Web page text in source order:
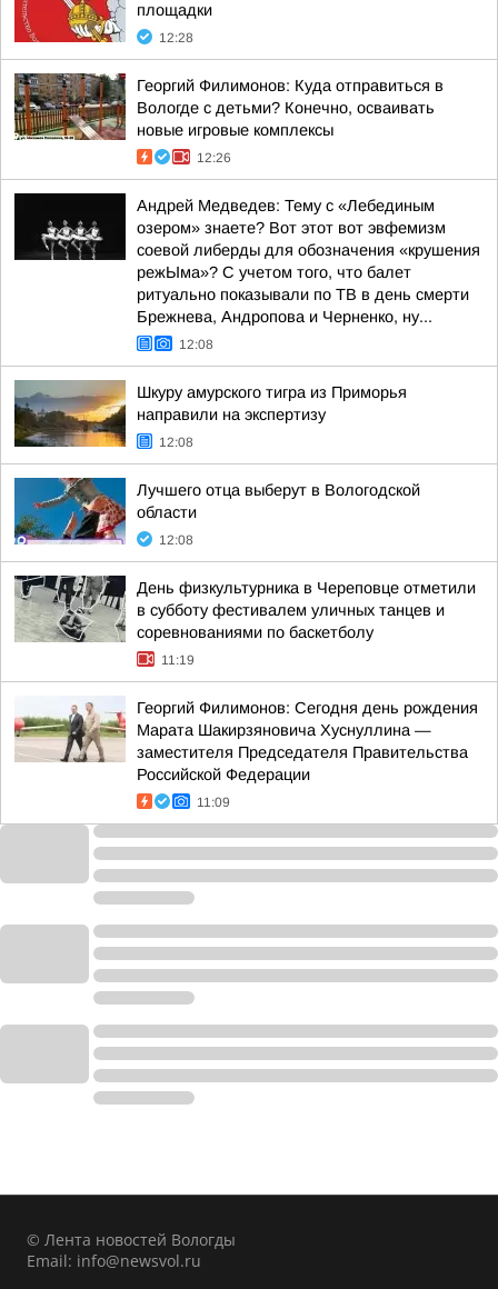
площадки
12:28
Георгий Филимонов: Куда отправиться в
Вологде с детьми? Конечно, осваивать
новые игровые комплексы
12:26
Андрей Медведев: Тему с «Лебединым
озером» знаете? Вот этот вот эвфемизм
соевой либерды для обозначения «крушения
режЫма»? С учетом того, что балет
ритуально показывали по ТВ в день смерти
Брежнева, Андропова и Черненко, ну...
12:08
Шкуру амурского тигра из Приморья
направили на экспертизу
12:08
Лучшего отца выберут в Вологодской
области
12:08
День физкультурника в Череповце отметили
в субботу фестивалем уличных танцев и
соревнованиями по баскетболу
11:19
Георгий Филимонов: Сегодня день рождения
Марата Шакирзяновича Хуснуллина —
заместителя Председателя Правительства
Российской Федерации
11:09
© Лента новостей Вологды
Email: info@newsvol.ru